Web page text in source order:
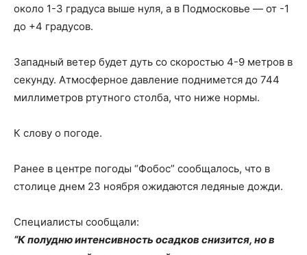
около 1-3 градуса выше нуля, а в Подмосковье — от -1
до +4 градусов.
Западный ветер будет дуть со скоростью 4-9 метров в
секунду. Атмосферное давление поднимется до 744
миллиметров ртутного столба, что ниже нормы.
К слову о погоде.
Ранее в центре погоды “Фобос” сообщалось, что в
столице днем 23 ноября ожидаются ледяные дожди.
Специалисты сообщали:
“К полудню интенсивность осадков снизится, но в